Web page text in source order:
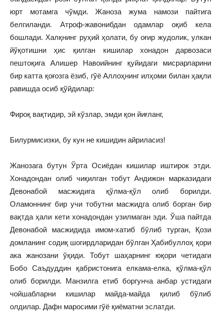
юрт мотамга чўмди. Жаноза жума намози пайтига
белгиланди. Атроф‑жавонибдан одамлар оқиб кела
бошлади. Халқнинг руҳий ҳолати, бу оғир жудолик, улкан
йўқотишни ҳис қилган кишилар хонадон дарвозаси
пештоқига Алишер Навоийнинг қуйидаги мисрарларини
бир катта қоғозга ёзиб, гўё Аллоҳнинг илҳоми билан ҳақли
равишда осиб қўйдилар:
Фироқ вақтидир, эй кўзлар, эмди қон йиғланг,
Билурмисизки, бу кун не кишидин айриласиз!
Жанозага бутун Ўрта Осиёдан кишилар иштирок этди.
Хонадондан олиб чиқилган тобут Андижон марказидаги
Девонабой масжидига қўлма‑қўл олиб борилди.
Оламоннинг бир учи тобутни масжидга олиб борган бир
вақтда ҳали кети хонадондан узилмаган эди. Ўша пайтда
Девонабой масжидида имом‑хатиб бўлиб турган, Қози
домланинг содиқ шогирдларидан бўлган Ҳабибуллоҳ қори
ака жанозани ўқиди. Тобут шаҳарнинг юқори четидаги
Бобо Саъдуддин қабристонига елкама‑елка, қўлма‑қўл
олиб борилди. Манзилга етиб боргунча анбар устидаги
чойшабларни кишилар майда‑майда қилиб бўлиб
олдилар. Дафн маросими гўё қиёматни эслатди.